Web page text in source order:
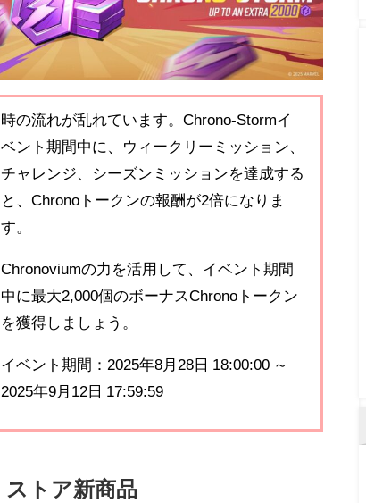
時の流れが乱れています。Chrono-Stormイ
ベント期間中に、ウィークリーミッション、
チャレンジ、シーズンミッションを達成する
と、Chronoトークンの報酬が2倍になりま
す。
Chronoviumの力を活用して、イベント期間
中に最大2,000個のボーナスChronoトークン
を獲得しましょう。
イベント期間：2025年8月28日 18:00:00 ～
2025年9月12日 17:59:59
ストア新商品